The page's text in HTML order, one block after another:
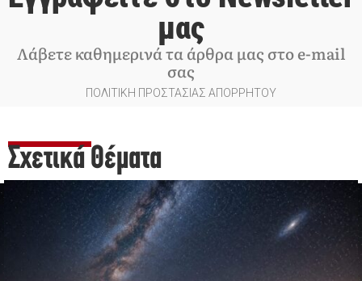
μας
Λάβετε καθημερινά τα άρθρα μας στο e-mail
σας
ΠΟΛΙΤΙΚΗ ΠΡΟΣΤΑΣΙΑΣ ΑΠΟΡΡΗΤΟΥ
Σχετικά Θέματα